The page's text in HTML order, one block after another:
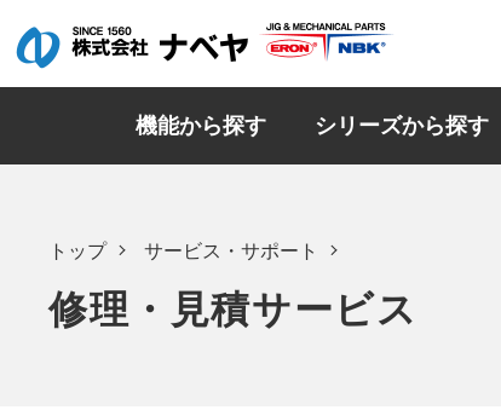
機能から探す シリーズから探す
トップ サービス・サポート
修理・見積サービス